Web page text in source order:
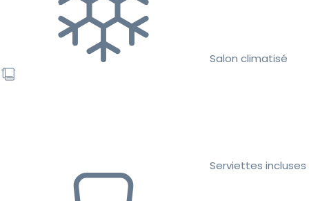
Salon climatisé
Serviettes incluses